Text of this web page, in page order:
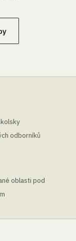
odborníků
oblasti pod